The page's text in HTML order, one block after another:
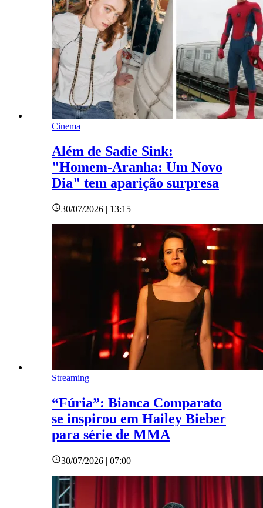
Cinema
Além de Sadie Sink:
"Homem-Aranha: Um Novo
Dia" tem aparição surpresa
30/07/2026 | 13:15
Streaming
“Fúria”: Bianca Comparato
se inspirou em Hailey Bieber
para série de MMA
30/07/2026 | 07:00